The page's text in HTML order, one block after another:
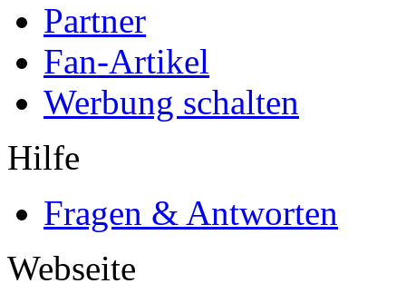
Partner
Fan-Artikel
Werbung schalten
Hilfe
Fragen & Antworten
Webseite